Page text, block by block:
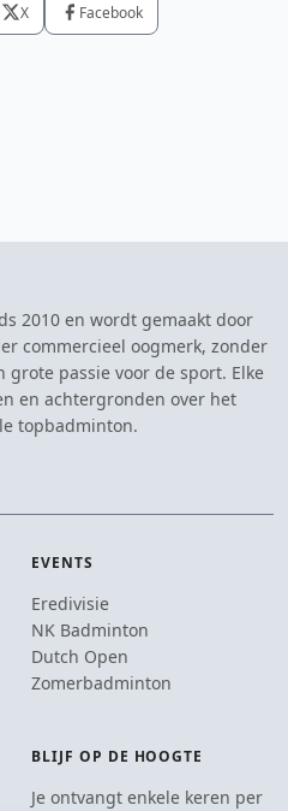
X Facebook
2010 en wordt gemaakt door
commercieel oogmerk, zonder
grote passie voor de sport. Elke
en achtergronden over het
topbadminton.
EVENTS
Eredivisie
NK Badminton
Dutch Open
Zomerbadminton
BLIJF OP DE HOOGTE
Je ontvangt enkele keren per